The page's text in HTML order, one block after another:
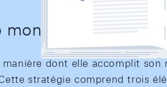
dont elle accomplit son
stratégie comprend trois